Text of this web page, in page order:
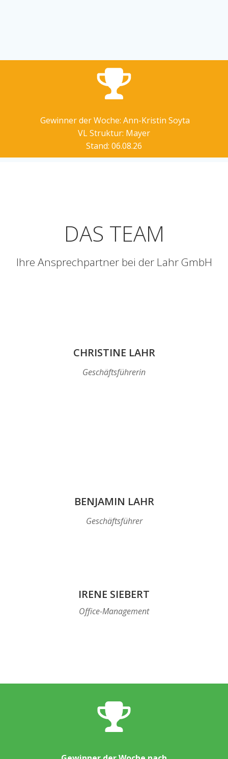
Gewinner der Woche: Ann-Kristin Soyta
VL Struktur: Mayer
Stand: 06.08.26
DAS TEAM
Ihre Ansprechpartner bei der Lahr GmbH
CHRISTINE LAHR
Geschäftsführerin
BENJAMIN LAHR
Geschäftsführer
IRENE SIEBERT
Office-Management